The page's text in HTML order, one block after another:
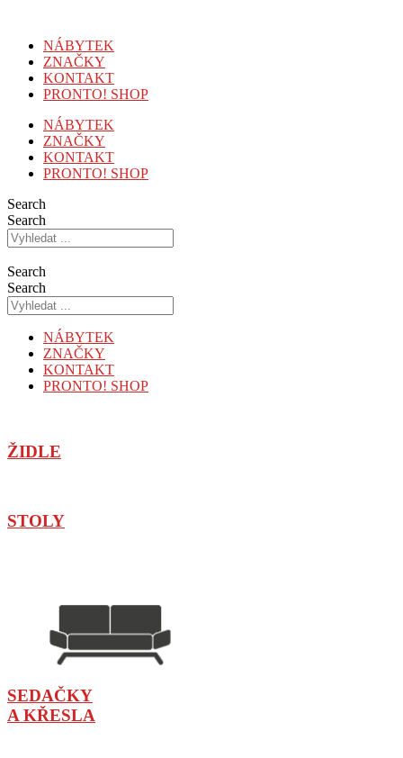
obsahuNÁBYTEK
ZNAČKY
KONTAKT
PRONTO! SHOP
NÁBYTEK
ZNAČKY
KONTAKT
PRONTO! SHOP
Search
Search
Search
Search
NÁBYTEK
ZNAČKY
KONTAKT
PRONTO! SHOP
ŽIDLE
STOLY
SEDAČKY
A KŘESLA